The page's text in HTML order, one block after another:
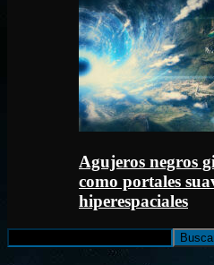
Agujeros negros
como portales
hiperespaciales